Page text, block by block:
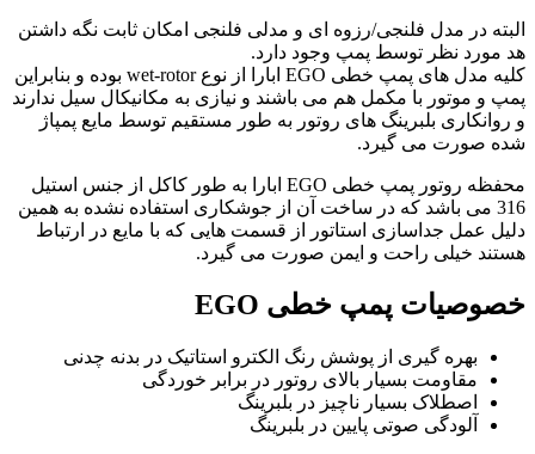
البته در مدل فلنجی/رزوه ای و مدلی فلنجی امکان ثابت نگه داشتن
هد مورد نظر توسط پمپ وجود دارد.
کلیه مدل های پمپ خطی EGO ابارا از نوع wet-rotor بوده و بنابراین
پمپ و موتور با مکمل هم می باشند و نیازی به مکانیکال سیل ندارند
و روانکاری بلبرینگ های روتور به طور مستقیم توسط مایع پمپاژ
شده صورت می گیرد.
محفظه روتور پمپ خطی EGO ابارا به طور کاکل از جنس استیل
316 می باشد که در ساخت آن از جوشکاری استفاده نشده به همین
دلیل عمل جداسازی استاتور از قسمت هایی که با مایع در ارتباط
هستند خیلی راحت و ایمن صورت می گیرد.
خصوصیات پمپ خطی EGO
بهره گیری از پوشش رنگ الکترو استاتیک در بدنه چدنی
مقاومت بسیار بالای روتور در برابر خوردگی
اصطلاک بسیار ناچیز در بلبرینگ
آلودگی صوتی پایین در بلبرینگ